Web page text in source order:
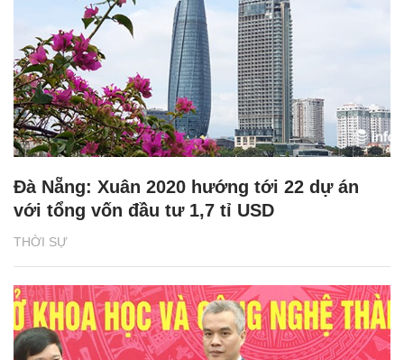
THỜI SỰ
Đà Nẵng: Xuân 2020 hướng tới 22 dự án
với tổng vốn đầu tư 1,7 tỉ USD